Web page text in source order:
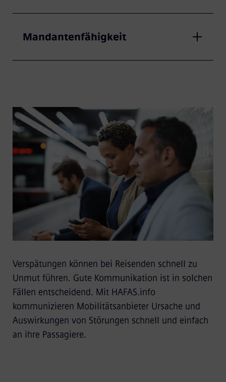
Mandantenfähigkeit
Verspätungen können bei Reisenden schnell zu
Unmut führen. Gute Kommunikation ist in solchen
Fällen entscheidend. Mit HAFAS.info
kommunizieren Mobilitätsanbieter Ursache und
Auswirkungen von Störungen schnell und einfach
an ihre Passagiere.